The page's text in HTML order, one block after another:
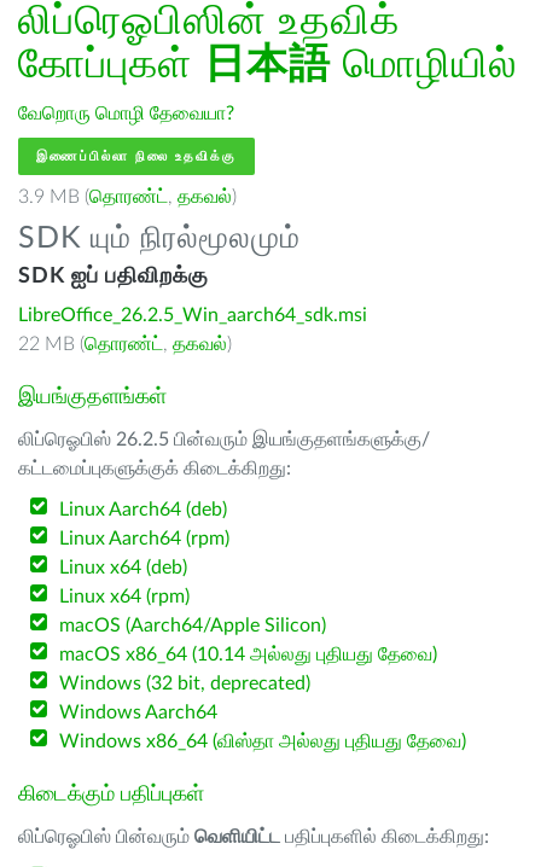
லிப்ரெஓபிஸின் உதவிக்
கோப்புகள்
日本語 மொழியில்
வேறொரு மொழி தேவையா?
இணைப்பில்லா நிலை உதவிக்கு
3.9 MB (தொரண்ட் , தகவல்)
SDK யும் நிரல்மூலமும்
SDK ஐப் பதிவிறக்கு
LibreOffice_26.2.5_Win_aarch64_sdk.msi
22 MB (தொரண்ட் , தகவல்)
இயங்குதளங்கள்
லிப்ரெஓபிஸ் 26.2.5 பின்வரும் இயங்குதளங்களுக்கு/
கட்டமைப்புகளுக்குக் கிடைக்கிறது:
Linux Aarch64 (deb)
Linux Aarch64 (rpm)
Linux x64 (deb)
Linux x64 (rpm)
macOS (Aarch64/Apple Silicon)
macOS x86_64 (10.14 அல்லது புதியது தேவை)
Windows (32 bit, deprecated)
Windows Aarch64
Windows x86_64 (விஸ்தா அல்லது புதியது தேவை)
கிடைக்கும் பதிப்புகள்
லிப்ரெஓபிஸ் பின்வரும் வெளியிட்ட பதிப்புகளில் கிடைக்கிறது: